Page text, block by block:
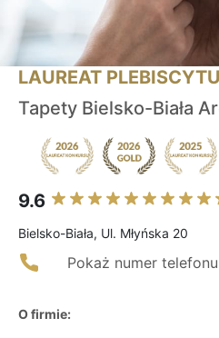
LAUREAT
Tapety Bielsko-Biała
9.6
Bielsko-Biała, Ul. Młyńska 20
Pokaż numer telefonu
O firmie: